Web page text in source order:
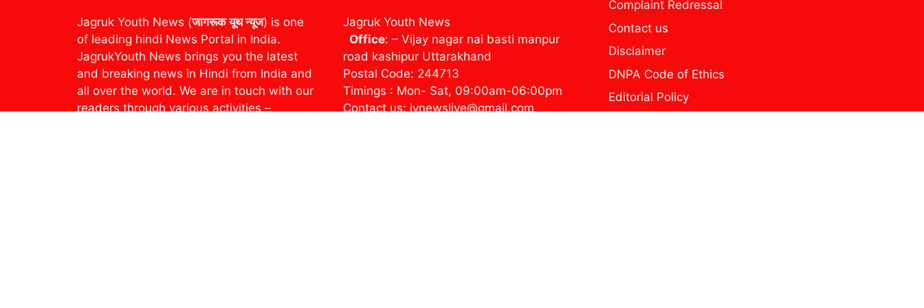
Jagruk Youth News (जागरूक यूथ न्यूज) is one
of leading hindi News Portal in India.
JagrukYouth News brings you the latest
and breaking news in Hindi from India and
all over the world. We are in touch with our
readers through various activities –
Jagruk Youth News
Office: – Vijay nagar nai basti manpur
road kashipur Uttarakhand
Postal Code: 244713
Timings : Mon- Sat, 09:00am-06:00pm
Contact us: jynewslive@gmail.com
Complaint Redressal
Contact us
Disclaimer
DNPA Code of Ethics
Editorial Policy